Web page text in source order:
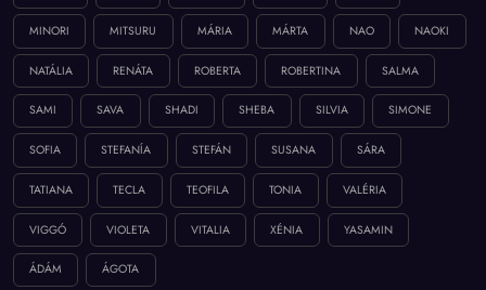
MINORI MITSURU MÁRIA MÁRTA NAO NAOKI
NATÁLIA RENÁTA ROBERTA ROBERTINA SALMA
SAMI SAVA SHADI SHEBA SILVIA SIMONE
SOFIA STEFANÍA STEFÁN SUSANA SÁRA
TATIANA TECLA TEOFILA TONIA VALÉRIA
VIGGÓ VIOLETA VITALIA XÉNIA YASAMIN
ÁDÁM ÁGOTA